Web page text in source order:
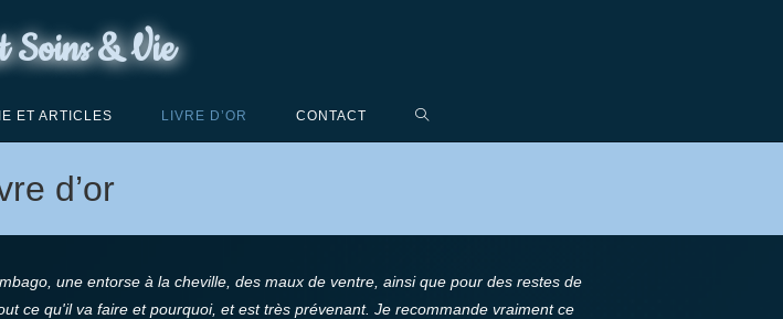
Soins & Vie
ET ARTICLES LIVRE D’OR CONTACT
d’or
une entorse à la cheville, des maux de ventre, ainsi que pour des restes de
ce qu'il va faire et pourquoi, et est très prévenant. Je recommande vraiment ce